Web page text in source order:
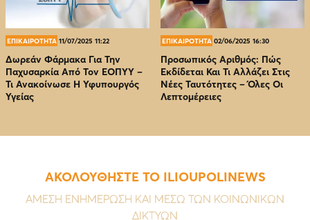
ΕΠΙΚΑΙΡΟΤΗΤΑ 11/07/2025 11:22
Δωρεάν Φάρμακα Για Την
Παχυσαρκία Από Τον EOΠΥΥ –
Τι Ανακοίνωσε Η Υφυπουργός
Υγείας
ΕΠΙΚΑΙΡΟΤΗΤΑ 02/06/2025 16:30
Προσωπικός Αριθμός: Πώς
Εκδίδεται Και Τι Αλλάζει Στις
Νέες Ταυτότητες – Όλες Οι
Λεπτομέρειες
ΑΚΟΛΟΥΘΗΣΤΕ ΤΟ ILIOUPOLINEWS
ΑΜΕΣΗ ΕΝΗΜΕΡΩΣΗ ΚΑΙ ΜΕΣΩ ΤΩΝ ΚΟΙΝΩΝΙΚΩΝ
ΔΙΚΤΥΩΝ